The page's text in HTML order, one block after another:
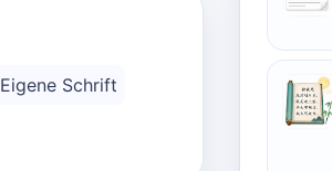
Eigene Schrift